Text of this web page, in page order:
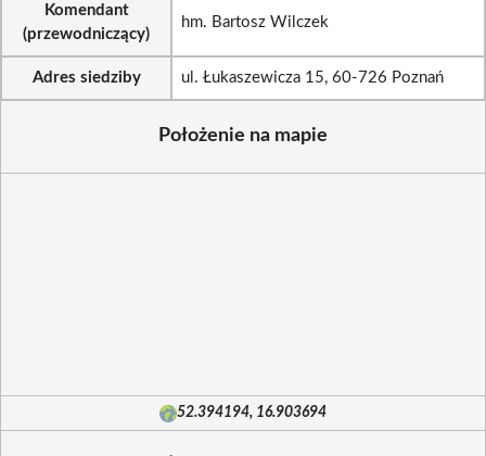
Komendant
(przewodniczący)
hm. Bartosz Wilczek
Adres siedziby ul. Łukaszewicza 15, 60-726 Poznań
Położenie na mapie
52.394194, 16.903694